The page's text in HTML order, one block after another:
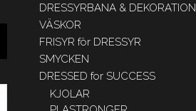
DRESSYRBANA & DEKORATION
VÄSKOR
FRISYR för DRESSYR
SMYCKEN
DRESSED for SUCCESS
KJOLAR